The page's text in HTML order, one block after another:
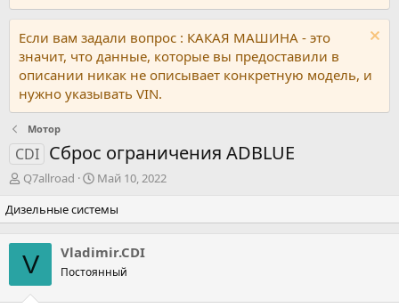
Если вам задали вопрос : КАКАЯ МАШИНА - это
значит, что данные, которые вы предоставили в
описании никак не описывает конкретную модель, и
нужно указывать VIN.
Мотор
CDI Сброс ограничения ADBLUE
А
т
о
р
т
е
м
Q7allroad
Д
т
а
а
ч
Май 10, 2022
Дизельные системы
V Vladimir.CDI
Постоянный